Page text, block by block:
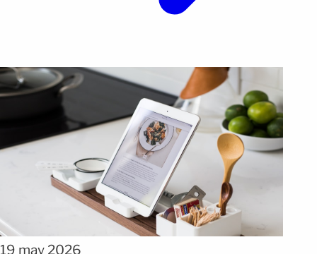
19 may 2026